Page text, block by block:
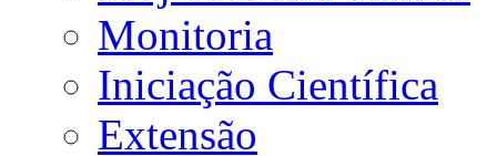
Monitoria
Iniciação Científica
Extensão